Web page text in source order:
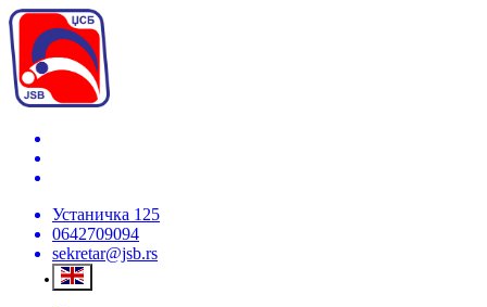
Устаничка 125
0642709094
sekretar@jsb.rs